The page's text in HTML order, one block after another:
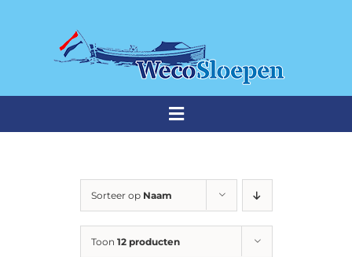
Toggle
THUISHAVEN
Weco sloepen
Sorteer op Naam
Toon 12 producten